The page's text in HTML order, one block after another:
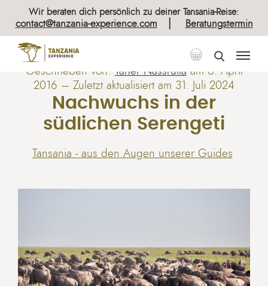
Wir beraten dich persönlich zu deiner Tansania-Reise:
contact@tanzania-experience.com Beratungstermin
Geschrieben von: Taher Nassrulla am 6. April
2016 – Zuletzt aktualisiert am 31. Juli 2024
Nachwuchs in der
südlichen Serengeti
Tansania - aus den Augen unserer Guides